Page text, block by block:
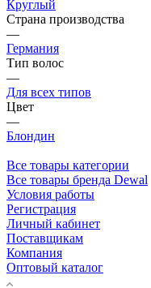
Круглый
Страна производства
—
Германия
Тип волос
—
Для всех типов
Цвет
—
Блондин
Все товары категории
Все товары бренда Dewal
Условия работы
Регистрация
Личный кабинет
Поставщикам
Компания
Оптовый каталог